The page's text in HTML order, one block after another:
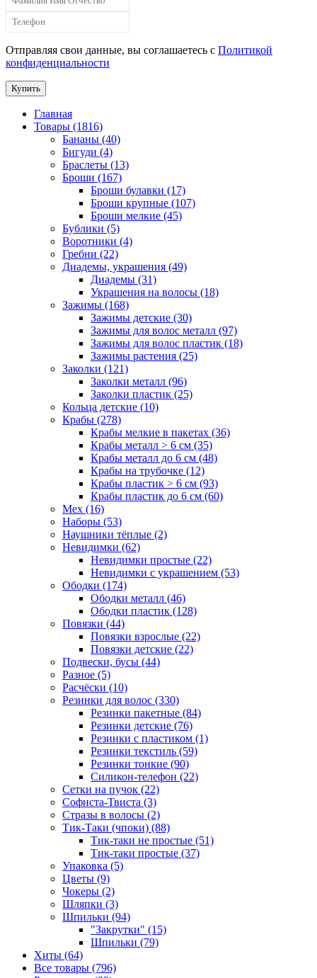
Отправляя свои данные, вы соглашаетесь с Политикой
конфиденциальности
Купить
Главная
Товары (1816)
Бананы (40)
Бигуди (4)
Браслеты (13)
Броши (167)
Броши булавки (17)
Броши крупные (107)
Броши мелкие (45)
Бублики (5)
Воротники (4)
Гребни (22)
Диадемы, украшения (49)
Диадемы (31)
Украшения на волосы (18)
Зажимы (168)
Зажимы детские (30)
Зажимы для волос металл (97)
Зажимы для волос пластик (18)
Зажимы растения (25)
Заколки (121)
Заколки металл (96)
Заколки пластик (25)
Кольца детские (10)
Крабы (278)
Крабы мелкие в пакетах (36)
Крабы металл > 6 см (35)
Крабы металл до 6 см (48)
Крабы на трубочке (12)
Крабы пластик > 6 см (93)
Крабы пластик до 6 см (60)
Мех (16)
Наборы (53)
Наушники тёплые (2)
Невидимки (62)
Невидимки простые (22)
Невидимки с украшением (53)
Ободки (174)
Ободки металл (46)
Ободки пластик (128)
Повязки (44)
Повязки взрослые (22)
Повязки детские (22)
Подвески, бусы (44)
Разное (5)
Расчёски (10)
Резинки для волос (330)
Резинки пакетные (84)
Резинки детские (76)
Резинки с пластиком (1)
Резинки текстиль (59)
Резинки тонкие (90)
Силикон-телефон (22)
Сетки на пучок (22)
Софиста-Твиста (3)
Стразы в волосы (2)
Тик-Таки (чпоки) (88)
Тик-таки не простые (51)
Тик-таки простые (37)
Упаковка (5)
Цветы (9)
Чокеры (2)
Шляпки (3)
Шпильки (94)
"Закрутки" (15)
Шпильки (79)
Хиты (64)
Все товары (796)